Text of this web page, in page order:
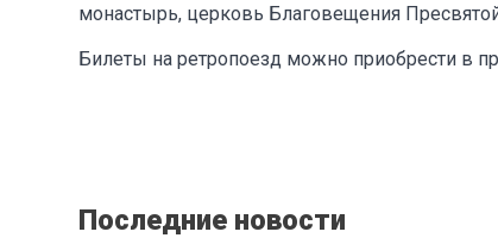
монастырь, церковь Благовещения
Билеты на ретропоезд можно приобрести в
Последние новости